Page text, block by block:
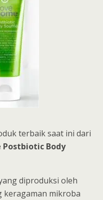
terbaik saat ini dari
Postbiotic Body
diproduksi oleh
keragaman mikroba